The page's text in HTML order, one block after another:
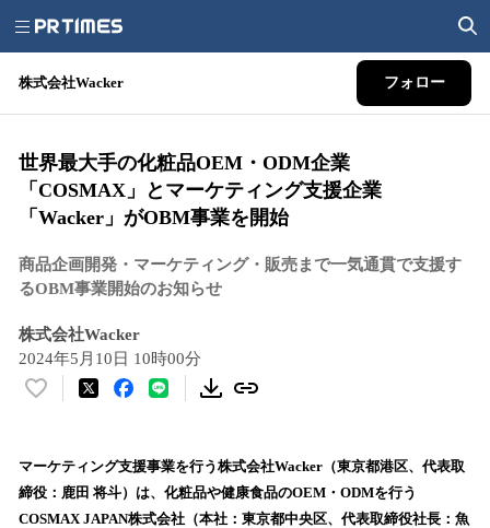
株式会社Wacker フォロー
世界最大手の化粧品OEM・ODM企業
「COSMAX」とマーケティング支援企業
「Wacker」がOBM事業を開始
商品企画開発・マーケティング・販売まで一気通貫で支援す
るOBM事業開始のお知らせ
株式会社Wacker
2024年5月10日 10時00分
い
！
数
を
マーケティング支援事業を行う株式会社Wacker（東京都港区、代表取
締役：鹿田 将斗）は、化粧品や健康食品のOEM・ODMを行う
COSMAX JAPAN株式会社（本社：東京都中央区、代表取締役社長：魚